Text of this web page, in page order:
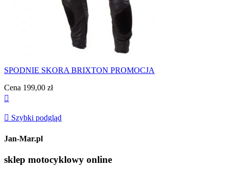
SPODNIE SKORA BRIXTON PROMOCJA
Cena 199,00 zł

 Szybki podgląd
Jan-Mar.pl
sklep motocyklowy online